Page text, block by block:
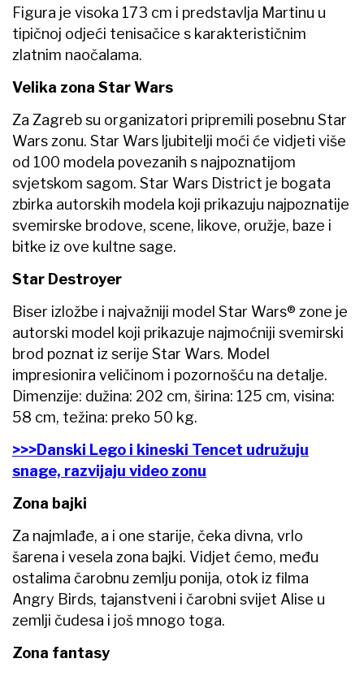
Figura je visoka 173 cm i predstavlja Martinu u
tipičnoj odjeći tenisačice s karakterističnim
zlatnim naočalama.
Velika zona Star Wars
Za Zagreb su organizatori pripremili posebnu Star
Wars zonu. Star Wars ljubitelji moći će vidjeti više
od 100 modela povezanih s najpoznatijom
svjetskom sagom. Star Wars District je bogata
zbirka autorskih modela koji prikazuju najpoznatije
svemirske brodove, scene, likove, oružje, baze i
bitke iz ove kultne sage.
Star Destroyer
Biser izložbe i najvažniji model Star Wars® zone je
autorski model koji prikazuje najmoćniji svemirski
brod poznat iz serije Star Wars. Model
impresionira veličinom i pozornošću na detalje.
Dimenzije: dužina: 202 cm, širina: 125 cm, visina:
58 cm, težina: preko 50 kg.
>>>Danski Lego i kineski Tencet udružuju
snage, razvijaju video zonu
Zona bajki
Za najmlađe, a i one starije, čeka divna, vrlo
šarena i vesela zona bajki. Vidjet ćemo, među
ostalima čarobnu zemlju ponija, otok iz filma
Angry Birds, tajanstveni i čarobni svijet Alise u
zemlji čudesa i još mnogo toga.
Zona fantasy